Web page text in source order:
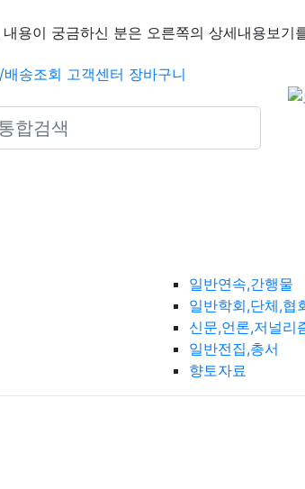
용이 궁금하신 분은 오른쪽의 상세내용보기
배송조회 고객센터 장바구니
일반연속,간행물
일반학회,단체,협
신문,언론,저널리
일반전집,총서
향토자료